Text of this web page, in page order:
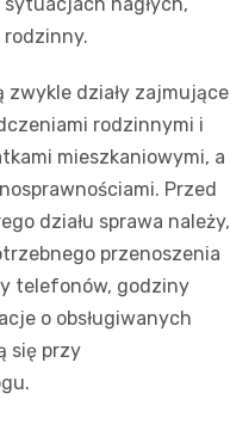
działy zajmujące
rodzinnymi i
mieszkaniowymi, a
Przed
działu sprawa należy,
przenoszenia
telefonów, godziny
o obsługiwanych
się przy